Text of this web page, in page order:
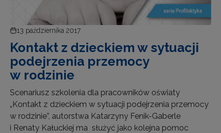
13 października 2017
Kontakt z dzieckiem w sytuacji
podejrzenia przemocy
w rodzinie
Scenariusz szkolenia dla pracowników oświaty
„Kontakt z dzieckiem w sytuacji podejrzenia przemocy
w rodzinie”, autorstwa Katarzyny Fenik-Gaberle
i Renaty Kałuckiej ma służyć jako kolejna pomoc